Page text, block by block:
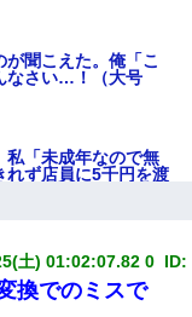
聞こえた。俺「こ
なさい…！（大号
私「未成年なので無
れず店員に5千円を渡
』夫「実家を二世
婚しよう』夫「え
…
土) 01:02:07.82 0 ID:
換でのミスで